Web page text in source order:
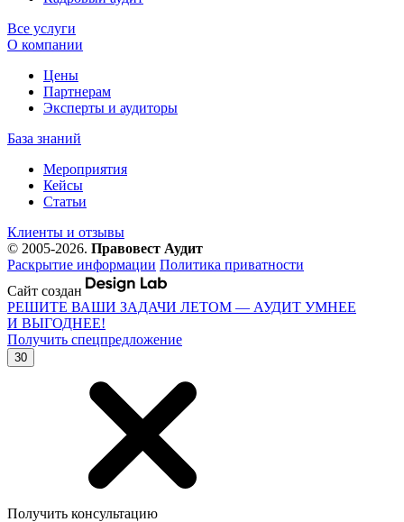
Все услуги
О компании
Цены
Партнерам
Эксперты и аудиторы
База знаний
Мероприятия
Кейсы
Статьи
Клиенты и отзывы
© 2005-2026. Правовест Аудит
Раскрытие информации Политика приватности
Сайт создан
РЕШИТЕ ВАШИ ЗАДАЧИ ЛЕТОМ — АУДИТ УМНЕЕ
И ВЫГОДНЕЕ!
Получить спецпредложение
30
Получить консультацию